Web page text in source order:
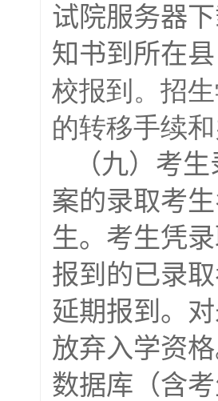
试院服务器
知书到所在
校报到。招
的转移手续和
（九）考
案的录取考
生。考生凭
报到的已录
延期报到。
放弃入学资
数据库（含